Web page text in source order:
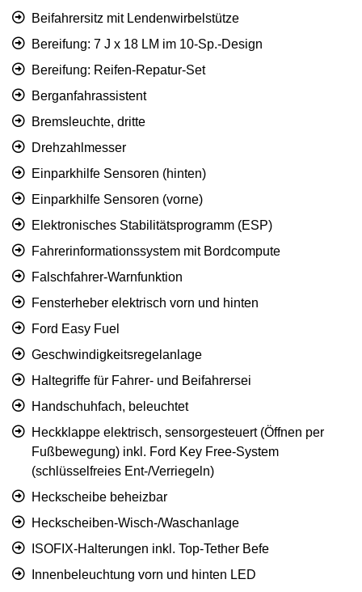
Beifahrersitz mit Lendenwirbelstütze
Bereifung: 7 J x 18 LM im 10-Sp.-Design
Bereifung: Reifen-Repatur-Set
Berganfahrassistent
Bremsleuchte, dritte
Drehzahlmesser
Einparkhilfe Sensoren (hinten)
Einparkhilfe Sensoren (vorne)
Elektronisches Stabilitätsprogramm (ESP)
Fahrerinformationssystem mit Bordcompute
Falschfahrer-Warnfunktion
Fensterheber elektrisch vorn und hinten
Ford Easy Fuel
Geschwindigkeitsregelanlage
Haltegriffe für Fahrer- und Beifahrersei
Handschuhfach, beleuchtet
Heckklappe elektrisch, sensorgesteuert (Öffnen per
Fußbewegung) inkl. Ford Key Free-System
(schlüsselfreies Ent-/Verriegeln)
Heckscheibe beheizbar
Heckscheiben-Wisch-/Waschanlage
ISOFIX-Halterungen inkl. Top-Tether Befe
Innenbeleuchtung vorn und hinten LED